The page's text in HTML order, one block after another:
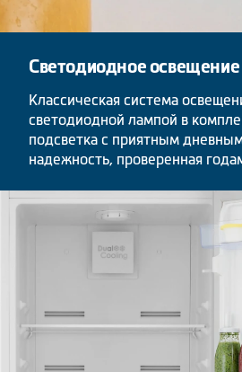
Светодиодное освещение
Классическая система
светодиодной лампой в
подсветка с приятным
надежность, проверенная